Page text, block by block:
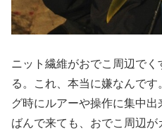
ニット繊維がおでこ周辺で
る。これ、本当に嫌なんで
グ時にルアーや操作に集中
ばんで来ても、おでこ周辺が